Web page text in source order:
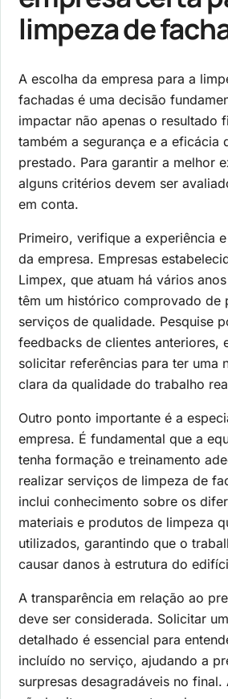
limpeza de
A escolha da empresa para a
fachadas é uma decisão
impactar não apenas o resultado
também a segurança e a eficácia
prestado. Para garantir a melhor
alguns critérios devem ser
em conta.
Primeiro, verifique a experiência
da empresa. Empresas
Limpex, que atuam há vários
têm um histórico comprovado de
serviços de qualidade. Pesquise
feedbacks de clientes anteriores,
solicitar referências para ter uma
clara da qualidade do trabalho
Outro ponto importante é a
empresa. É fundamental que a
tenha formação e treinamento
realizar serviços de limpeza de
inclui conhecimento sobre os
materiais e produtos de limpeza
utilizados, garantindo que o
causar danos à estrutura do
A transparência em relação ao
deve ser considerada. Solicitar
detalhado é essencial para
incluído no serviço, ajudando a
surpresas desagradáveis no final.